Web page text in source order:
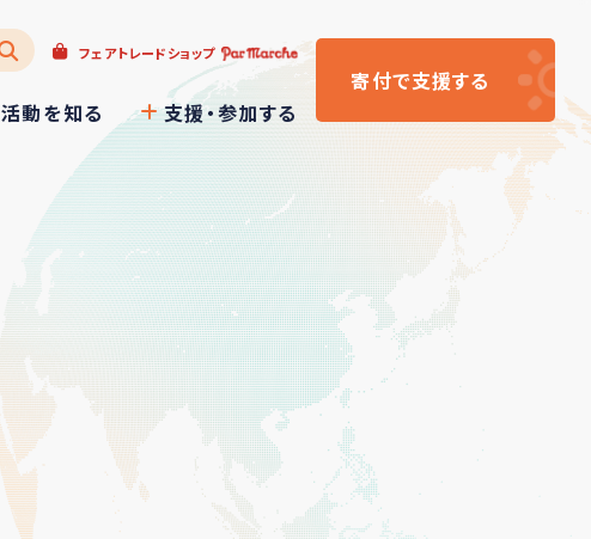
フェアトレードショップ
活動を知る 支援・参加する
寄付で支援する